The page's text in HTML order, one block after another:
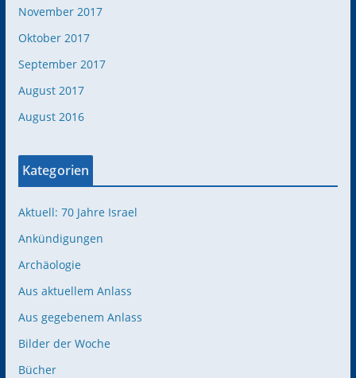
November 2017
Oktober 2017
September 2017
August 2017
August 2016
Kategorien
Aktuell: 70 Jahre Israel
Ankündigungen
Archäologie
Aus aktuellem Anlass
Aus gegebenem Anlass
Bilder der Woche
Bücher